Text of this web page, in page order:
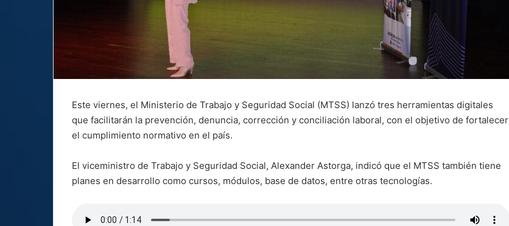
Este viernes, el Ministerio de Trabajo y Seguridad Social (MTSS) lanzó tres herramientas digitales
que facilitarán la prevención, denuncia, corrección y conciliación laboral, con el objetivo de fortalecer
el cumplimiento normativo en el país.
El viceministro de Trabajo y Seguridad Social, Alexander Astorga, indicó que el MTSS también tiene
planes en desarrollo como cursos, módulos, base de datos, entre otras tecnologías.